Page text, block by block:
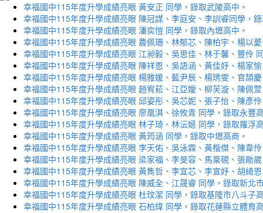
幸福國中115年度升學成績亮眼 黃安正 同學，錄取武陵高中。
幸福國中115年度升學成績亮眼 陳冠謀、李庭安、李訓睿同學，
幸福國中115年度升學成績亮眼 潘奕愷 同學，錄取內壢高中。
幸福國中115年度升學成績亮眼 農佩珊、林郁芯、陳柏宇、楊以
幸福國中115年度升學成績亮眼 江昶毅、吳思佳、林于馨、豐伶
幸福國中115年度升學成績亮眼 陳祥恩、吳語涵、黃佳妤、楊家
幸福國中115年度升學成績亮眼 楊雅媛、藍尹辰、楊琇雯、官頡
幸福國中115年度升學成績亮眼 趙宥菘、江亞嬡、柳芙漩、陳佩
幸福國中115年度升學成績亮眼 邱姿彤、吳芯妮、張子怡、陳彥
幸福國中115年度升學成績亮眼 廖凰淇、徐攸青 同學，錄取永豐
幸福國中115年度升學成績亮眼 林子琦、林沄嬨 同學，錄取羅浮
幸福國中115年度升學成績亮眼 黃筠涵 同學，錄取中壢高商。
幸福國中115年度升學成績亮眼 李天佑、吳泳霖、黃楷傑、陳韋
幸福國中115年度升學成績亮眼 梁家福、李旻容、馬稟硯、張勛
幸福國中115年度升學成績亮眼 黃雋哲、李宜芯、李宣妤、胡綺
幸福國中115年度升學成績亮眼 陳威全、江晟睿 同學，錄取新北
幸福國中115年度升學成績亮眼 杜玟潔 同學，錄取基隆市八斗子
幸福國中115年度升學成績亮眼 石柏煒 同學，錄取花蓮縣立體育